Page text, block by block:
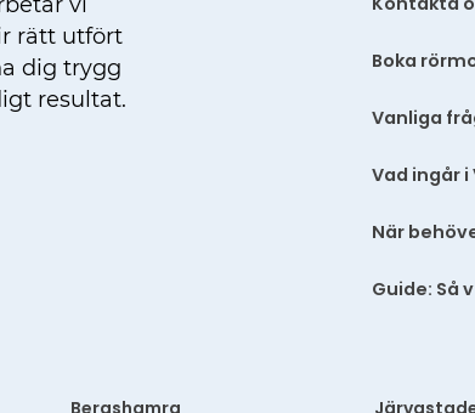
rätt utfört
dig trygg
resultat.
Boka
Vanliga
Vad ingår i
När
Guide: Så
Bergshamra